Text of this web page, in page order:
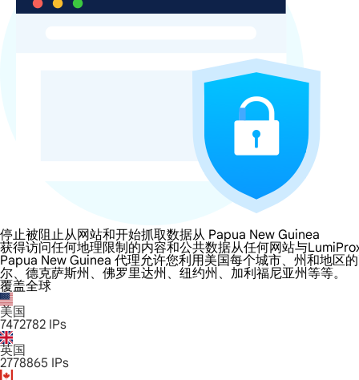
停止被阻止从网站和开始抓取数据从 Papua New Guinea
获得访问任何地理限制的内容和公共数据从任何网站与
Papua New Guinea 代理允许您利用美国每个城市、州和地区
尔、德克萨斯州、佛罗里达州、纽约州、加利福尼亚州等等。
覆盖全球
美国
7472782 IPs
英国
2778865 IPs